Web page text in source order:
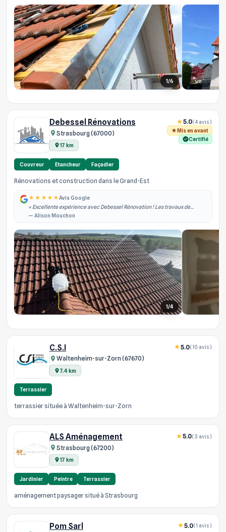
1/6
Debessel Rénovations
Strasbourg (67000)
17 km
5.0(4 avis)
Mis en avant
Certifié
Couvreur Etancheur Façadier
Rénovations et construction dans le Grand-Est
Avis Google
« Excellente expérience avec Debessel Rénovation ! Les travaux de
rénovation intérieure ont été réalisés rapidement, dans les délais
— Alison Mouchon
1/4
C.S.I
Waltenheim-sur-Zorn (67670)
7.4 km
5.0(10 avis)
Terrassier
terrassier située à Waltenheim-sur-Zorn
ALS Aménagement
Strasbourg (67200)
17 km
5.0(3 avis)
Jardinier Peintre Terrassier
aménagement paysager situé à Strasbourg
Pom Sarl 5.0(1 avis)